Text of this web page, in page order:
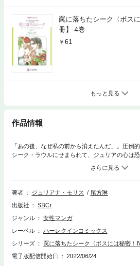
罠に落ちたシーク〈ボス
冊】 4巻
61
もっと見る
作品情報
「あの後、なぜ私の前から消えたんだ」。圧倒
シーク・ラウルにせまられて、ジュリアの心は
年前、出張先で知り合い、熱い情熱を交わした
したのに、まさか上司になるなんて!! これは、
用した、私への天罰なの!?
著者
ジュリアナ・モリス
尾方琳
出版社
SBCr
ジャンル
女性マンガ
レーベル
ハーレクインコミックス
シリーズ
罠に落ちたシーク〈ボスには秘密！
電子版配信開始日
2022/06/24